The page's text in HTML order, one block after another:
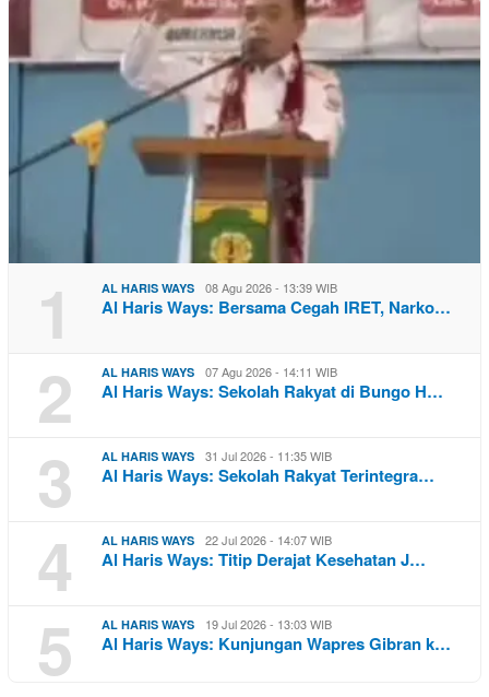
1 AL HARIS WAYS 08 Agu 2026 - 13:39 WIB
Al Haris Ways: Bersama Cegah IRET, Narko…
2 AL HARIS WAYS 07 Agu 2026 - 14:11 WIB
Al Haris Ways: Sekolah Rakyat di Bungo H…
3 AL HARIS WAYS 31 Jul 2026 - 11:35 WIB
Al Haris Ways: Sekolah Rakyat Terintegra…
4 AL HARIS WAYS 22 Jul 2026 - 14:07 WIB
Al Haris Ways: Titip Derajat Kesehatan J…
5 AL HARIS WAYS 19 Jul 2026 - 13:03 WIB
Al Haris Ways: Kunjungan Wapres Gibran k…